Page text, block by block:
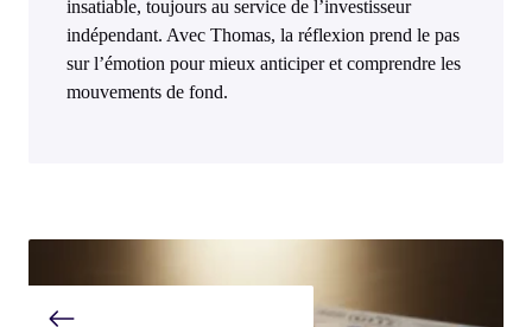
insatiable, toujours au service de l’investisseur
indépendant. Avec Thomas, la réflexion prend le pas
sur l’émotion pour mieux anticiper et comprendre les
mouvements de fond.